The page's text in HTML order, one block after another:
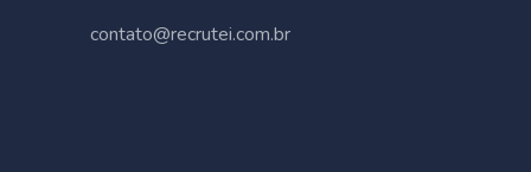
contato@recrutei.com.br